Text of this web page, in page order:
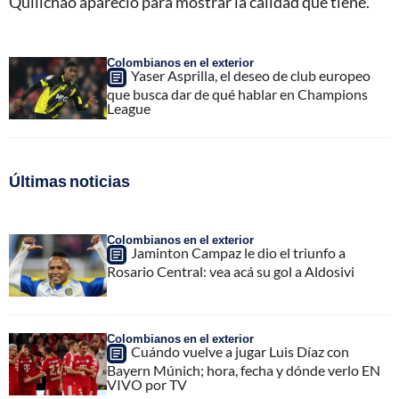
Colombianos en el exterior
Yaser Asprilla, el deseo de club europeo
que busca dar de qué hablar en Champions
League
Últimas noticias
Colombianos en el exterior
Jaminton Campaz le dio el triunfo a
Rosario Central: vea acá su gol a Aldosivi
Colombianos en el exterior
Cuándo vuelve a jugar Luis Díaz con
Bayern Múnich; hora, fecha y dónde verlo EN
VIVO por TV